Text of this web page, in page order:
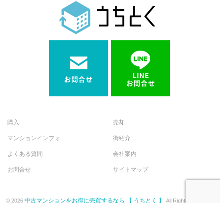
購入 売却
マンションインフォ 街紹介
よくある質問 会社案内
お問合せ サイトマップ
© 2026 中古マンションをお得に売買するなら 【 うちとく 】 All Rights Reserved.